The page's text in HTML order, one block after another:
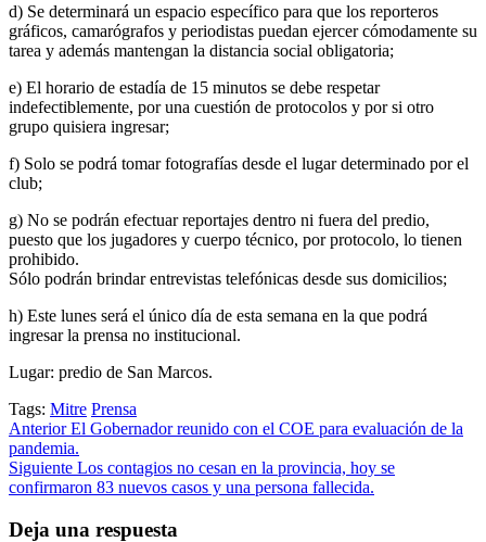
d) Se determinará un espacio específico para que los reporteros
gráficos, camarógrafos y periodistas puedan ejercer cómodamente su
tarea y además mantengan la distancia social obligatoria;
e) El horario de estadía de 15 minutos se debe respetar
indefectiblemente, por una cuestión de protocolos y por si otro
grupo quisiera ingresar;
f) Solo se podrá tomar fotografías desde el lugar determinado por el
club;
g) No se podrán efectuar reportajes dentro ni fuera del predio,
puesto que los jugadores y cuerpo técnico, por protocolo, lo tienen
prohibido.
Sólo podrán brindar entrevistas telefónicas desde sus domicilios;
h) Este lunes será el único día de esta semana en la que podrá
ingresar la prensa no institucional.
Lugar: predio de San Marcos.
Tags: Mitre Prensa
Post
navigation
AnteriorEl Gobernador reunido con el COE para evaluación de la
pandemia.
Siguiente Los contagios no cesan en la provincia, hoy se
confirmaron 83 nuevos casos y una persona fallecida.
Deja una respuesta